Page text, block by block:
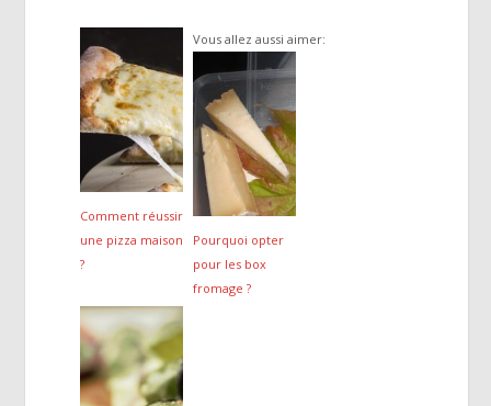
Vous allez aussi aimer:
Comment réussir
une pizza maison
?
Pourquoi opter
pour les box
fromage ?